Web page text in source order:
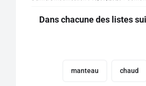
Dans chacune des listes
manteau chaud